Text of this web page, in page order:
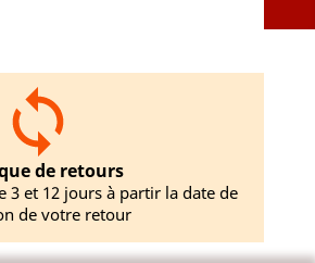
de retours
3 et 12 jours à partir la date de
de votre retour